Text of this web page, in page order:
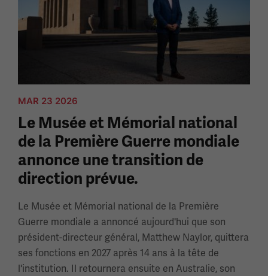
MAR 23 2026
Le Musée et Mémorial national
de la Première Guerre mondiale
annonce une transition de
direction prévue.
Le Musée et Mémorial national de la Première
Guerre mondiale a annoncé aujourd'hui que son
président-directeur général, Matthew Naylor, quittera
ses fonctions en 2027 après 14 ans à la tête de
l'institution. Il retournera ensuite en Australie, son